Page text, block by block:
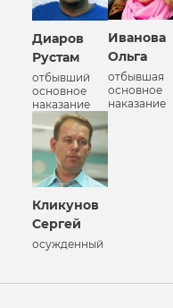
Диаров
Рустам
отбывший
основное
наказание
Иванова
Ольга
отбывшая
основное
наказание
Кликунов
Сергей
осужденный